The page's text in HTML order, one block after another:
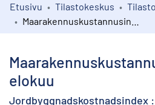
Kokoelmat
Etusivu Tilastokeskus
elokuu
Jordbyggnadskostnadsindex :